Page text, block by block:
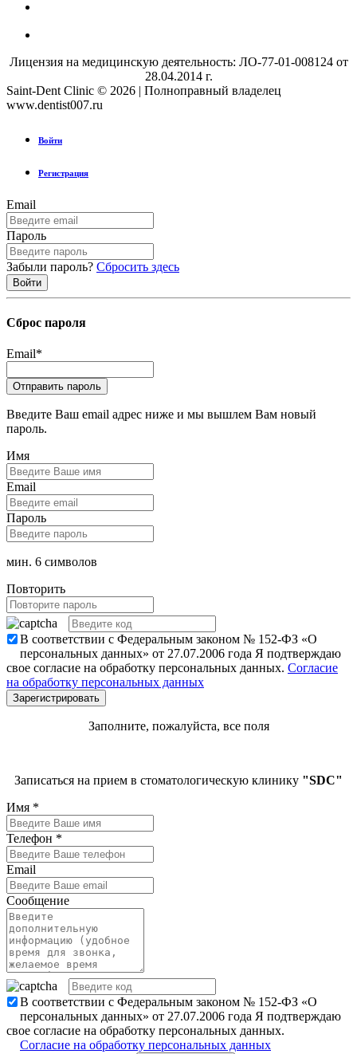
Лицензия на медицинскую деятельность: ЛО-77-01-008124 от
28.04.2014 г.
Saint-Dent Clinic © 2026 | Полноправный владелец
www.dentist007.ru
Войти
Регистрация
Email
Пароль
Забыли пароль? Сбросить здесь
Сброс пароля
Email*
Введите Ваш email адрес ниже и мы вышлем Вам новый
пароль.
Имя
Email
Пароль
мин. 6 символов
Повторить
В соответствии с Федеральным законом № 152-ФЗ «О
персональных данных» от 27.07.2006 года Я подтверждаю
свое согласие на обработку персональных данных. Согласие
на обработку персональных данных
Заполните, пожалуйста, все поля
Записаться на прием в стоматологическую клинику "SDC"
Имя *
Телефон *
Email
Сообщение
В соответствии с Федеральным законом № 152-ФЗ «О
персональных данных» от 27.07.2006 года Я подтверждаю
свое согласие на обработку персональных данных.
Согласие на обработку персональных данных